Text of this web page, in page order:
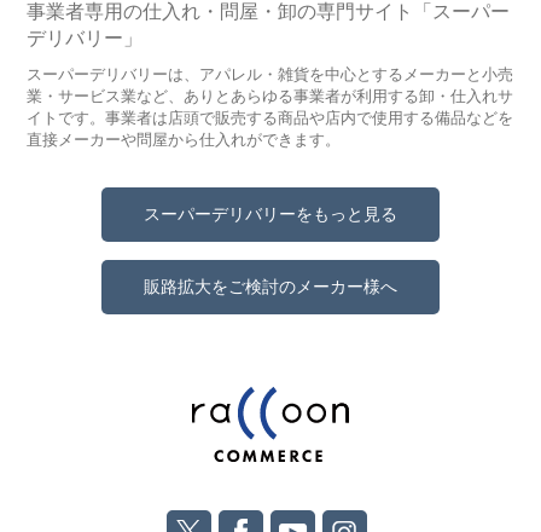
事業者専用の仕入れ・問屋・卸の専門サイト「スーパー
デリバリー」
スーパーデリバリーは、アパレル・雑貨を中心とするメーカーと小売
業・サービス業など、ありとあらゆる事業者が利用する卸・仕入れサ
イトです。事業者は店頭で販売する商品や店内で使用する備品などを
直接メーカーや問屋から仕入れができます。
スーパーデリバリーをもっと見る
販路拡大をご検討のメーカー様へ